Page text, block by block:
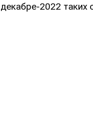
декабре-2022 таких